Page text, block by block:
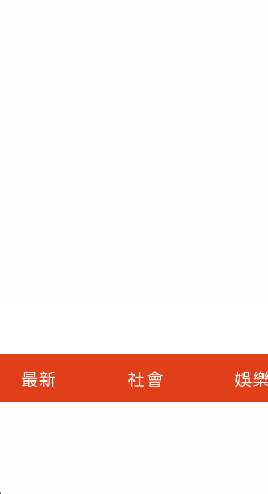
最新 社會 娛樂
娛樂首頁
即時
財經首頁
熱線
政